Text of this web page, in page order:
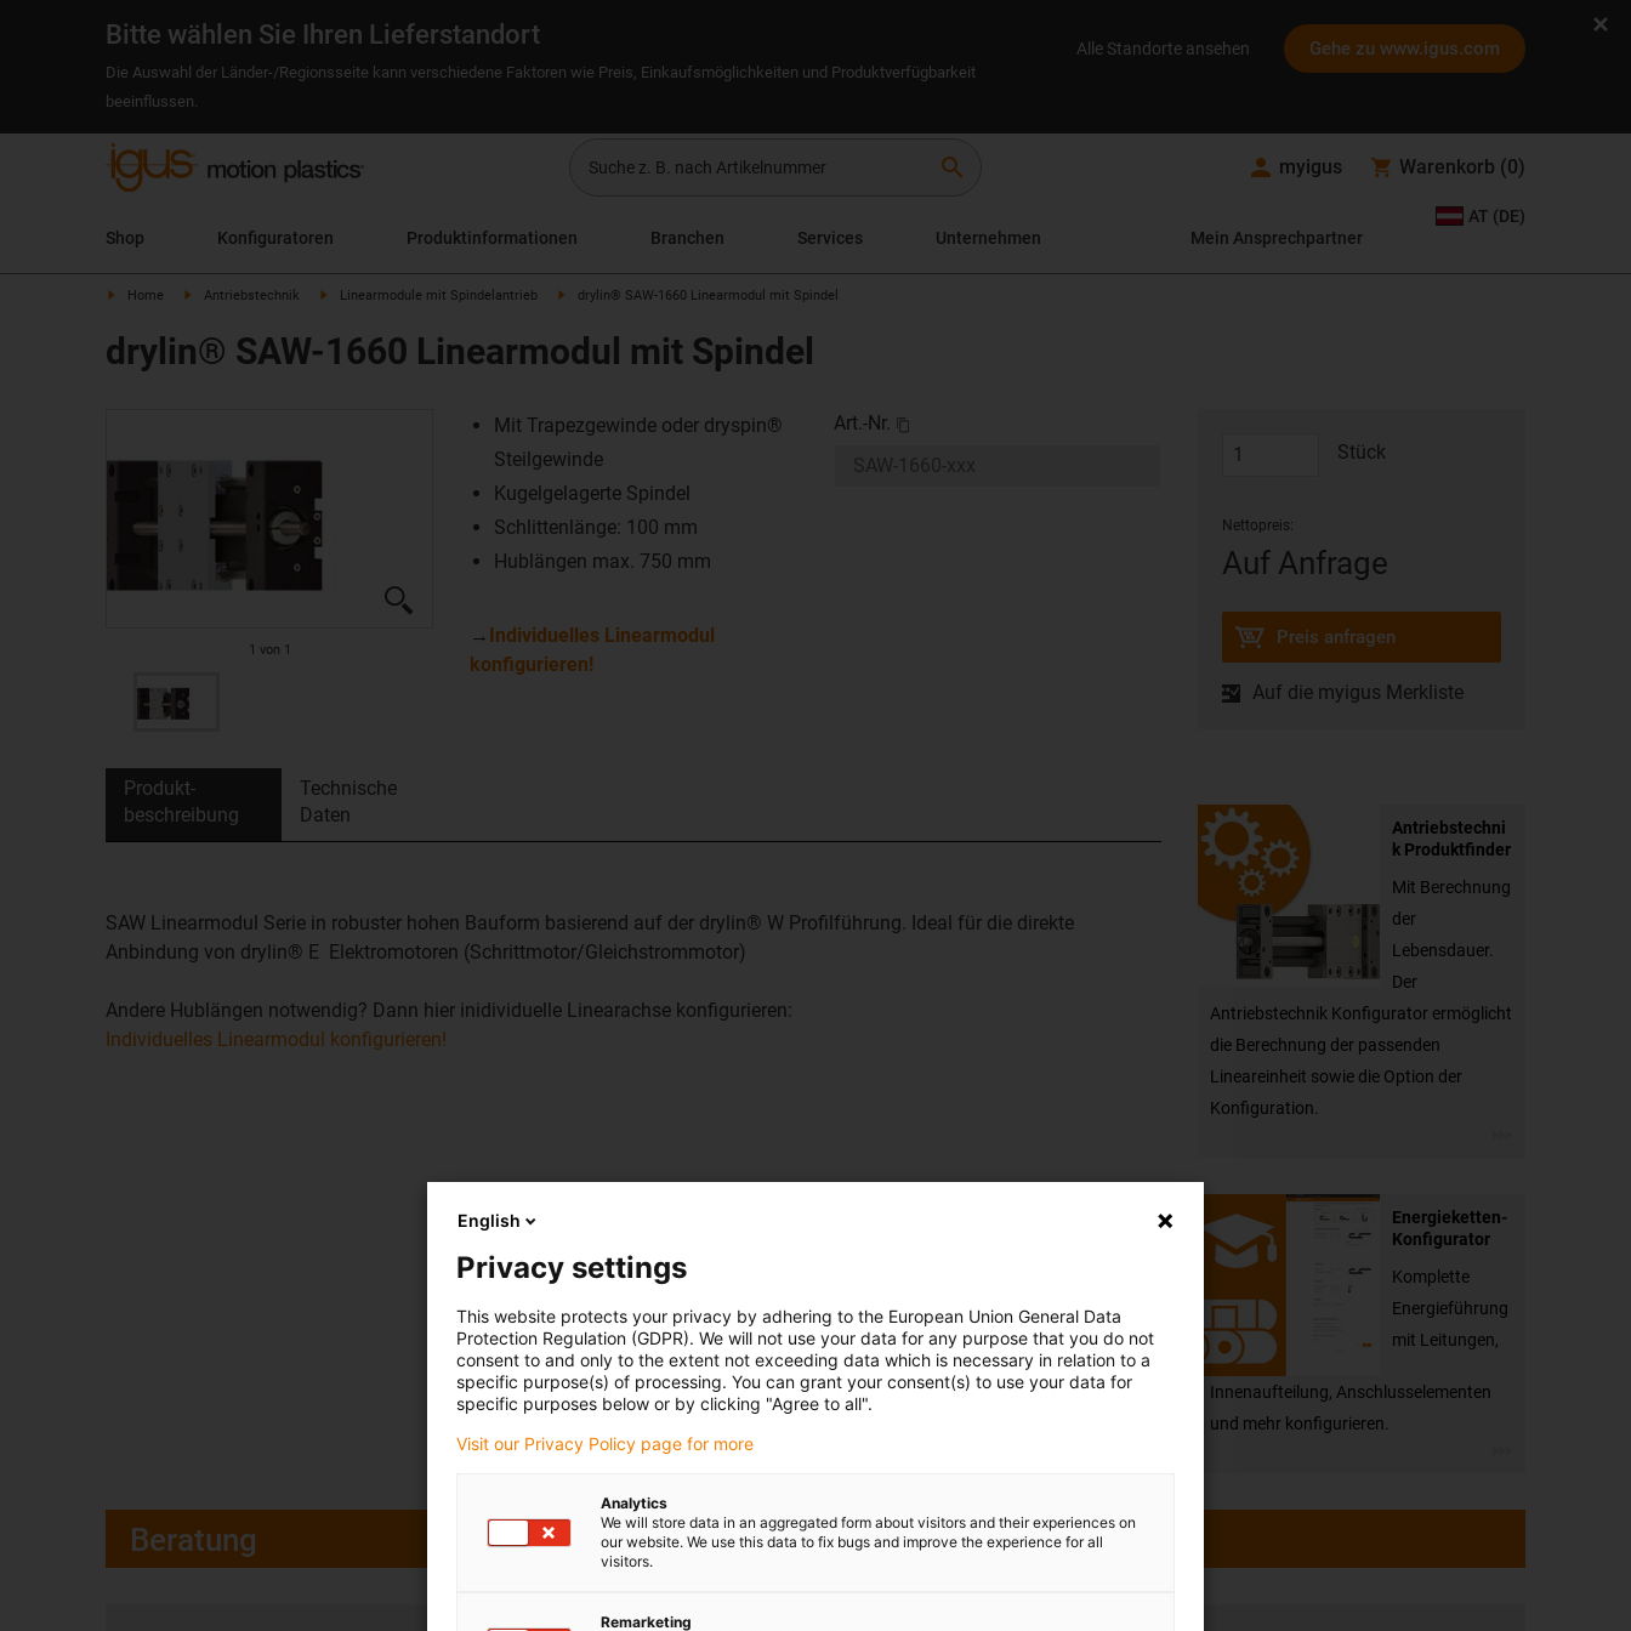
Bitte wählen Sie Ihren Lieferstandort
Die Auswahl der Länder-/Regionsseite kann verschiedene Faktoren wie Preis, Einkaufsmöglichkeiten und Produktverfügbarkeit
beeinflussen.
Alle Standorte ansehen Gehe zu www.igus.com
search myigus Warenkorb (0)
Shop Konfiguratoren Produktinformationen Branchen Services Unternehmen Mein Ansprechpartner
AT (DE)
Home Antriebstechnik Linearmodule mit Spindelantrieb drylin® SAW-1660 Linearmodul mit Spindel
drylin® SAW-1660 Linearmodul mit Spindel
1 von 1
Mit Trapezgewinde oder dryspin®
Steilgewinde
Kugelgelagerte Spindel
Schlittenlänge: 100 mm
Hublängen max. 750 mm
→ Individuelles Linearmodul
konfigurieren!
Art.-Nr.
Stück
Nettopreis:
Auf Anfrage
Preis anfragen
Auf die myigus Merkliste
Antriebstechni
k Produktfinder
Mit Berechnung
der
Lebensdauer.
Der
Antriebstechnik Konfigurator ermöglicht
die Berechnung der passenden
Lineareinheit sowie die Option der
Konfiguration.
Energieketten-
Konfigurator
Komplette
Energieführung
mit Leitungen,
Innenaufteilung, Anschlusselementen
und mehr konfigurieren.
Produkt­
beschreibung
Technische
Daten
SAW Linearmodul Serie in robuster hohen Bauform basierend auf der drylin® W Profilführung. Ideal für die direkte
Anbindung von drylin® E Elektromotoren (Schrittmotor/Gleichstrommotor)
Andere Hublängen notwendig? Dann hier inidividuelle Linearachse konfigurieren:
Individuelles Linearmodul konfigurieren!
Beratung
English
Privacy settings
This website protects your privacy by adhering to the European Union General Data
Protection Regulation (GDPR). We will not use your data for any purpose that you do not
consent to and only to the extent not exceeding data which is necessary in relation to a
specific purpose(s) of processing. You can grant your consent(s) to use your data for
specific purposes below or by clicking "Agree to all".
Visit our Privacy Policy page for more
Analytics
We will store data in an aggregated form about visitors and their experiences on
our website. We use this data to fix bugs and improve the experience for all
visitors.
Remarketing